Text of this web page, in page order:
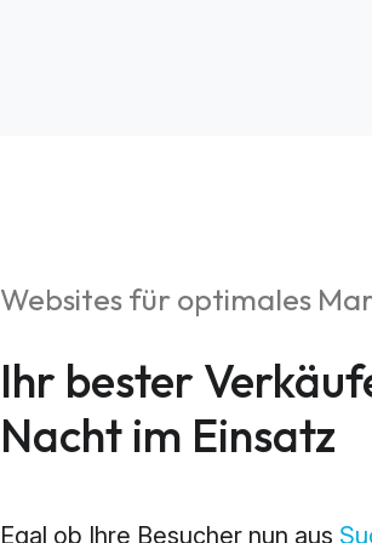
Web
Websites für optimales
Ihr bester
Nacht im Einsatz
Egal ob Ihre Besucher nun aus